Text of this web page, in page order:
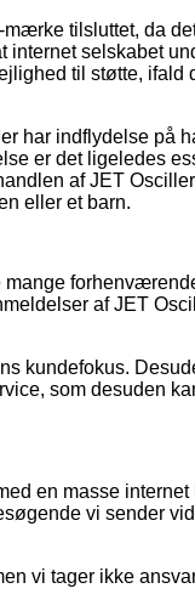
mærke tilsluttet, da
internet selskabet
til støtte, ifald
har indflydelse på
er det ligeledes
af JET
eller et barn.
mange
af JET
kundefokus.
som desuden
en masse internet
vi sender
vi tager ikke